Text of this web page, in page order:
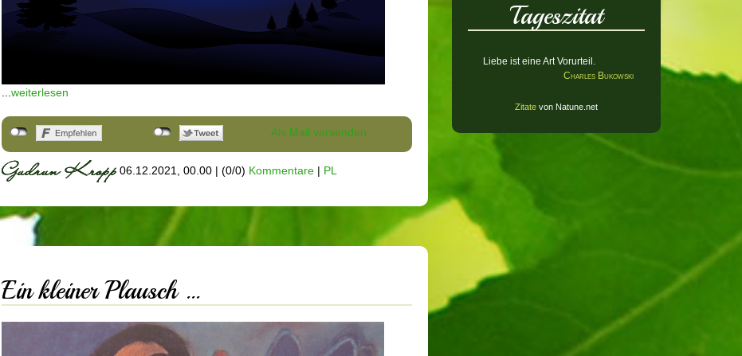
weiterlesen
Als Mail versenden
06.12.2021, 00.00| (0/0) Kommentare| PL
Ein kleiner Plausch …
Tageszitat
Liebe ist eine Art Vorurteil.
Charles Bukowski
Zitatevon Natune.net